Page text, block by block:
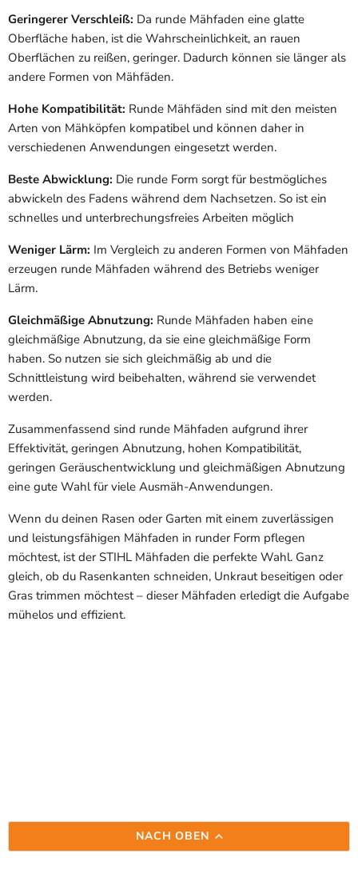
Geringerer Verschleiß: Da runde Mähfaden eine glatte
Oberfläche haben, ist die Wahrscheinlichkeit, an rauen
Oberflächen zu reißen, geringer. Dadurch können sie länger als
andere Formen von Mähfäden.
Hohe Kompatibilität: Runde Mähfäden sind mit den meisten
Arten von Mähköpfen kompatibel und können daher in
verschiedenen Anwendungen eingesetzt werden.
Beste Abwicklung: Die runde Form sorgt für bestmögliches
abwickeln des Fadens während dem Nachsetzen. So ist ein
schnelles und unterbrechungsfreies Arbeiten möglich
Weniger Lärm: Im Vergleich zu anderen Formen von Mähfaden
erzeugen runde Mähfaden während des Betriebs weniger
Lärm.
Gleichmäßige Abnutzung: Runde Mähfaden haben eine
gleichmäßige Abnutzung, da sie eine gleichmäßige Form
haben. So nutzen sie sich gleichmäßig ab und die
Schnittleistung wird beibehalten, während sie verwendet
werden.
Zusammenfassend sind runde Mähfaden aufgrund ihrer
Effektivität, geringen Abnutzung, hohen Kompatibilität,
geringen Geräuschentwicklung und gleichmäßigen Abnutzung
eine gute Wahl für viele Ausmäh-Anwendungen.
Wenn du deinen Rasen oder Garten mit einem zuverlässigen
und leistungsfähigen Mähfaden in runder Form pflegen
möchtest, ist der STIHL Mähfaden die perfekte Wahl. Ganz
gleich, ob du Rasenkanten schneiden, Unkraut beseitigen oder
Gras trimmen möchtest – dieser Mähfaden erledigt die Aufgabe
mühelos und effizient.
NACH OBEN